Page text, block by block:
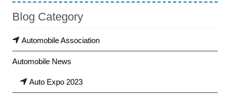
Blog Category
Automobile Association
Automobile News
Auto Expo 2023